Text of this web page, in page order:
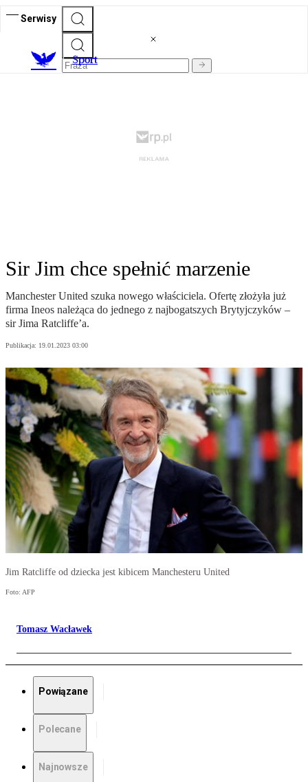
Serwisy
Sport
Sir Jim chce spełnić marzenie
Manchester United szuka nowego właściciela. Ofertę złożyła już
firma Ineos należąca do jednego z najbogatszych Brytyjczyków –
sir Jima Ratcliffe’a.
Publikacja: 19.01.2023 03:00
Jim Ratcliffe od dziecka jest kibicem Manchesteru United
Foto: AFP
Tomasz Wacławek
Powiązane
Polecane
Najnowsze